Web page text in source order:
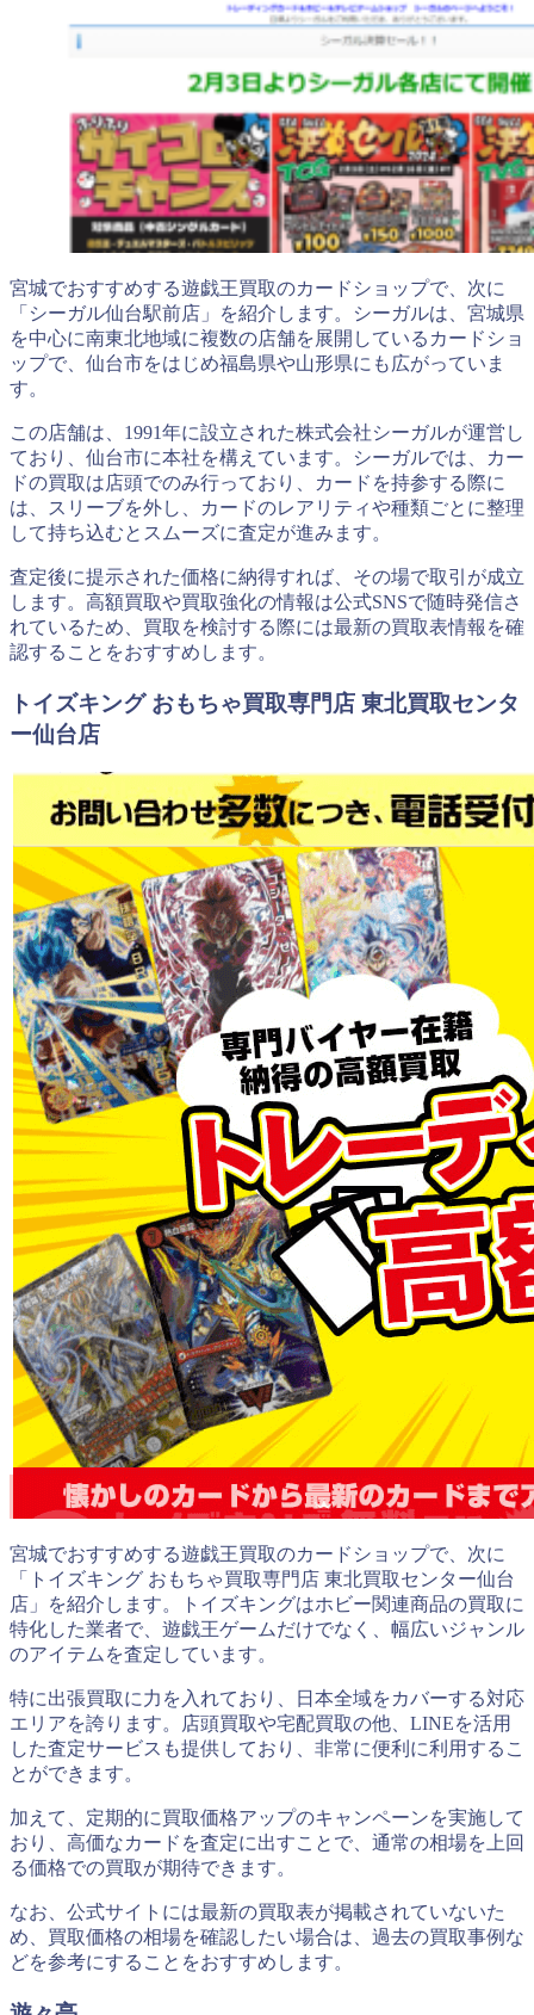
宮城でおすすめする遊戯王買取のカードショップで、次に
「シーガル仙台駅前店」を紹介します。シーガルは、宮城県
を中心に南東北地域に複数の店舗を展開しているカードショ
ップで、仙台市をはじめ福島県や山形県にも広がっていま
す。
この店舗は、1991年に設立された株式会社シーガルが運営し
ており、仙台市に本社を構えています。シーガルでは、カー
ドの買取は店頭でのみ行っており、カードを持参する際に
は、スリーブを外し、カードのレアリティや種類ごとに整理
して持ち込むとスムーズに査定が進みます。
査定後に提示された価格に納得すれば、その場で取引が成立
します。高額買取や買取強化の情報は公式SNSで随時発信さ
れているため、買取を検討する際には最新の買取表情報を確
認することをおすすめします。
トイズキング おもちゃ買取専門店 東北買取センタ
ー仙台店
宮城でおすすめする遊戯王買取のカードショップで、次に
「トイズキング おもちゃ買取専門店 東北買取センター仙台
店」を紹介します。トイズキングはホビー関連商品の買取に
特化した業者で、遊戯王ゲームだけでなく、幅広いジャンル
のアイテムを査定しています。
特に出張買取に力を入れており、日本全域をカバーする対応
エリアを誇ります。店頭買取や宅配買取の他、LINEを活用
した査定サービスも提供しており、非常に便利に利用するこ
とができます。
加えて、定期的に買取価格アップのキャンペーンを実施して
おり、高価なカードを査定に出すことで、通常の相場を上回
る価格での買取が期待できます。
なお、公式サイトには最新の買取表が掲載されていないた
め、買取価格の相場を確認したい場合は、過去の買取事例な
どを参考にすることをおすすめします。